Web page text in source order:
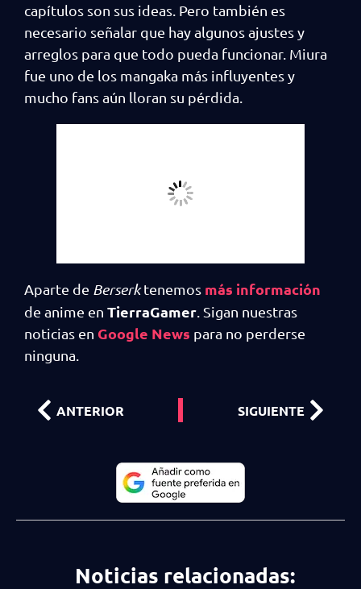
capítulos son sus ideas. Pero también es
necesario señalar que hay algunos ajustes y
arreglos para que todo pueda funcionar. Miura
fue uno de los mangaka más influyentes y
mucho fans aún lloran su pérdida.
Aparte de Berserktenemos más información
de anime en TierraGamer . Sigan nuestras
noticias en Google News para no perderse
ninguna.
ANTERIOR SIGUIENTE
Noticias relacionadas: